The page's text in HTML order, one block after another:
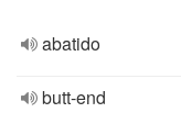
abatido
butt-end